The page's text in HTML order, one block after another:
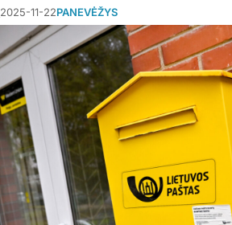
2025-11-22PANEVĖŽYS